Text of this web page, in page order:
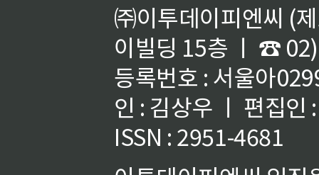
㈜이투데이피엔씨 (
이빌딩 15층 ㅣ ☎
등록번호 : 서울아
인 : 김상우 ㅣ 편집인
ISSN : 2951-4681